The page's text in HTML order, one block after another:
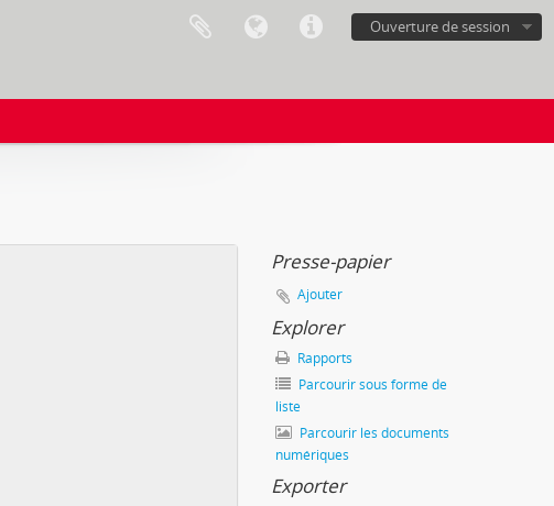
Ouverture de session
Presse-papier
Ajouter
Explorer
Rapports
Parcourir sous forme de
liste
Parcourir les documents
numériques
Exporter